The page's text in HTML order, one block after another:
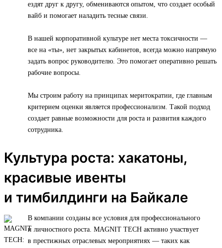
ездят друг к другу, обмениваются опытом, что создает особый
вайб и помогает наладить тесные связи.
В нашей корпоративной культуре нет места токсичности —
все на «ты», нет закрытых кабинетов, всегда можно напрямую
задать вопрос руководителю. Это помогает оперативно решать
рабочие вопросы.
Мы строим работу на принципах меритократии, где главным
критерием оценки является профессионализм. Такой подход
создает равные возможности для роста и развития каждого
сотрудника.
Культура роста: хакатоны,
красивые ивенты
и тимбилдинги на Байкале
В компании созданы все условия для профессионального
и личностного роста. MAGNIT TECH активно участвует
в престижных отраслевых мероприятиях — таких как